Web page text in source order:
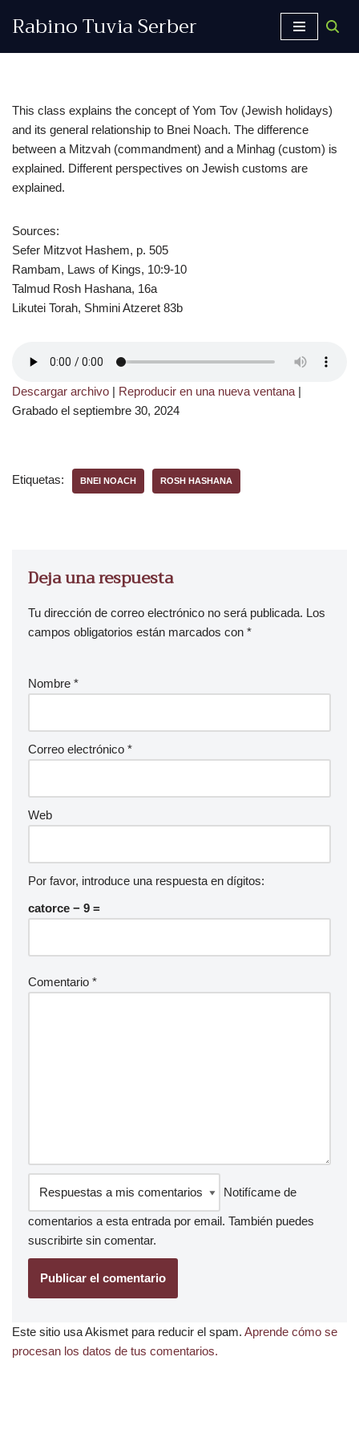
Rabino Tuvia Serber
This class explains the concept of Yom Tov (Jewish holidays)
and its general relationship to Bnei Noach. The difference
between a Mitzvah (commandment) and a Minhag (custom) is
explained. Different perspectives on Jewish customs are
explained.
Sources:
Sefer Mitzvot Hashem, p. 505
Rambam, Laws of Kings, 10:9-10
Talmud Rosh Hashana, 16a
Likutei Torah, Shmini Atzeret 83b
Descargar archivo | Reproducir en una nueva ventana |
Grabado el septiembre 30, 2024
Etiquetas: BNEI NOACH ROSH HASHANA
Deja una respuesta
Tu dirección de correo electrónico no será publicada. Los
campos obligatorios están marcados con *
Nombre *
Correo electrónico *
Web
Por favor, introduce una respuesta en dígitos:
catorce − 9 =
Comentario *
Notifícame de
comentarios a esta entrada por email. También puedes
suscribirte sin comentar.
Este sitio usa Akismet para reducir el spam. Aprende cómo se
procesan los datos de tus comentarios.